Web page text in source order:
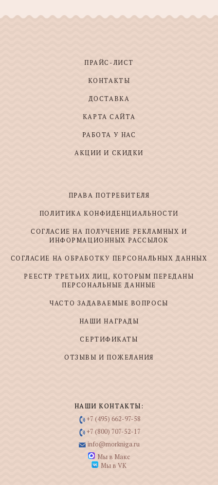
ПРАЙС-ЛИСТ
КОНТАКТЫ
ДОСТАВКА
КАРТА САЙТА
РАБОТА У НАС
АКЦИИ И СКИДКИ
ПРАВА ПОТРЕБИТЕЛЯ
ПОЛИТИКА КОНФИДЕНЦИАЛЬНОСТИ
СОГЛАСИЕ НА ПОЛУЧЕНИЕ РЕКЛАМНЫХ И
ИНФОРМАЦИОННЫХ РАССЫЛОК
СОГЛАСИЕ НА ОБРАБОТКУ ПЕРСОНАЛЬНЫХ ДАННЫХ
РЕЕСТР ТРЕТЬИХ ЛИЦ, КОТОРЫМ ПЕРЕДАНЫ
ПЕРСОНАЛЬНЫЕ ДАННЫЕ
ЧАСТО ЗАДАВАЕМЫЕ ВОПРОСЫ
НАШИ НАГРАДЫ
СЕРТИФИКАТЫ
ОТЗЫВЫ И ПОЖЕЛАНИЯ
НАШИ КОНТАКТЫ:
+7 (495) 662-97-58
+7 (800) 707-52-17
info@morkniga.ru
Мы в Макс
Мы в VK